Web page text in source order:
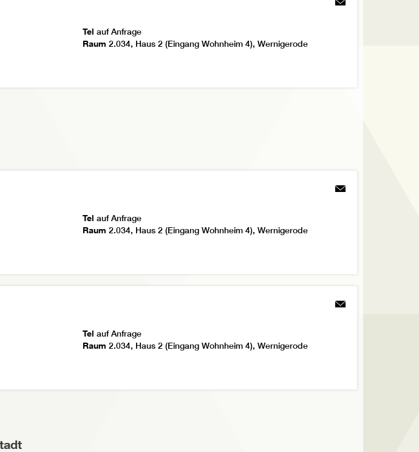
Tel auf Anfrage
Raum 2.034, Haus 2 (Eingang Wohnheim 4), Wernigerode
Tel auf Anfrage
Raum 2.034, Haus 2 (Eingang Wohnheim 4), Wernigerode
Tel auf Anfrage
Raum 2.034, Haus 2 (Eingang Wohnheim 4), Wernigerode